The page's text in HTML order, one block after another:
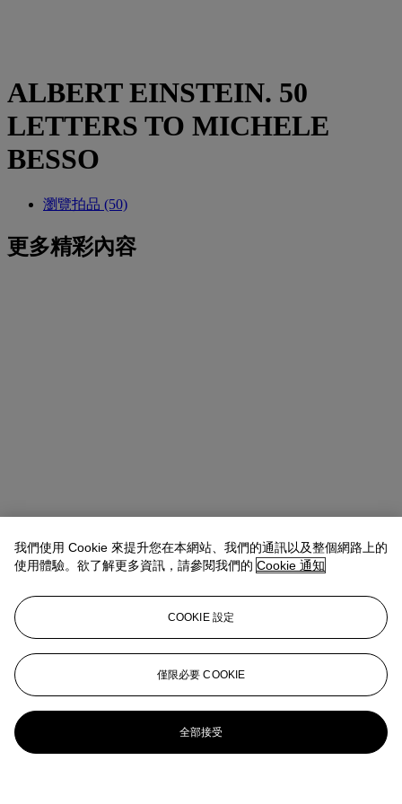
ALBERT EINSTEIN. 50
LETTERS TO MICHELE
BESSO
瀏覽拍品 (50)
更多精彩內容
我們使用 Cookie 來提升您在本網站、我們的通訊以及整個網路上的
使用體驗。欲了解更多資訊，請參閱我們的 Cookie 通知
COOKIE 設定
僅限必要 COOKIE
全部接受